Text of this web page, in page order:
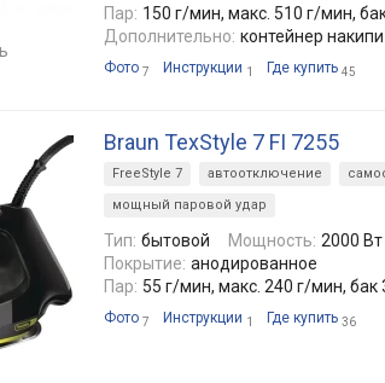
Пар: 150 г/мин, макс. 510 г/мин,
Дополнительно: контейнер накипи
Фото 7 Инструкции 1 Где купить 45
Braun TexStyle 7 FI 7255
FreeStyle 7 автоотключение
мощный паровой удар
Тип: бытовой Мощность: 2000 Вт
Покрытие: анодированное
Пар: 55 г/мин, макс. 240 г/мин, бак
Фото 7 Инструкции 1 Где купить 36